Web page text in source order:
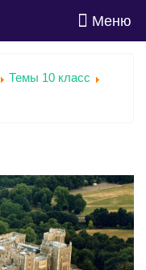
Меню
Темы 10 класс